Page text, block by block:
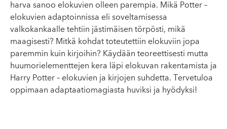
harva sanoo elokuvien olleen parempia. Mikä Potter –
elokuvien adaptoinnissa eli soveltamisessa
valkokankaalle tehtiin jästimäisen törpösti, mikä
maagisesti? Mitkä kohdat toteutettiin elokuviin jopa
paremmin kuin kirjoihin? Käydään teoreettisesti mutta
huumorielementtejen kera läpi elokuvan rakentamista ja
Harry Potter – elokuvien ja kirjojen suhdetta. Tervetuloa
oppimaan adaptaatiomagiasta huviksi ja hyödyksi!